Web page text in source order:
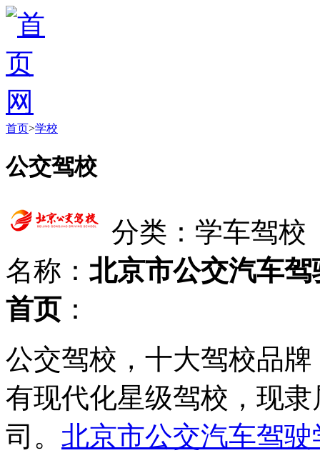
首页>学校
公交驾校
分类：学车驾校
名称： 北京市公交汽车驾
首页 ：
公交驾校，十大驾校品
有现代化星级驾校，现
司。 北京市公交汽车驾驶